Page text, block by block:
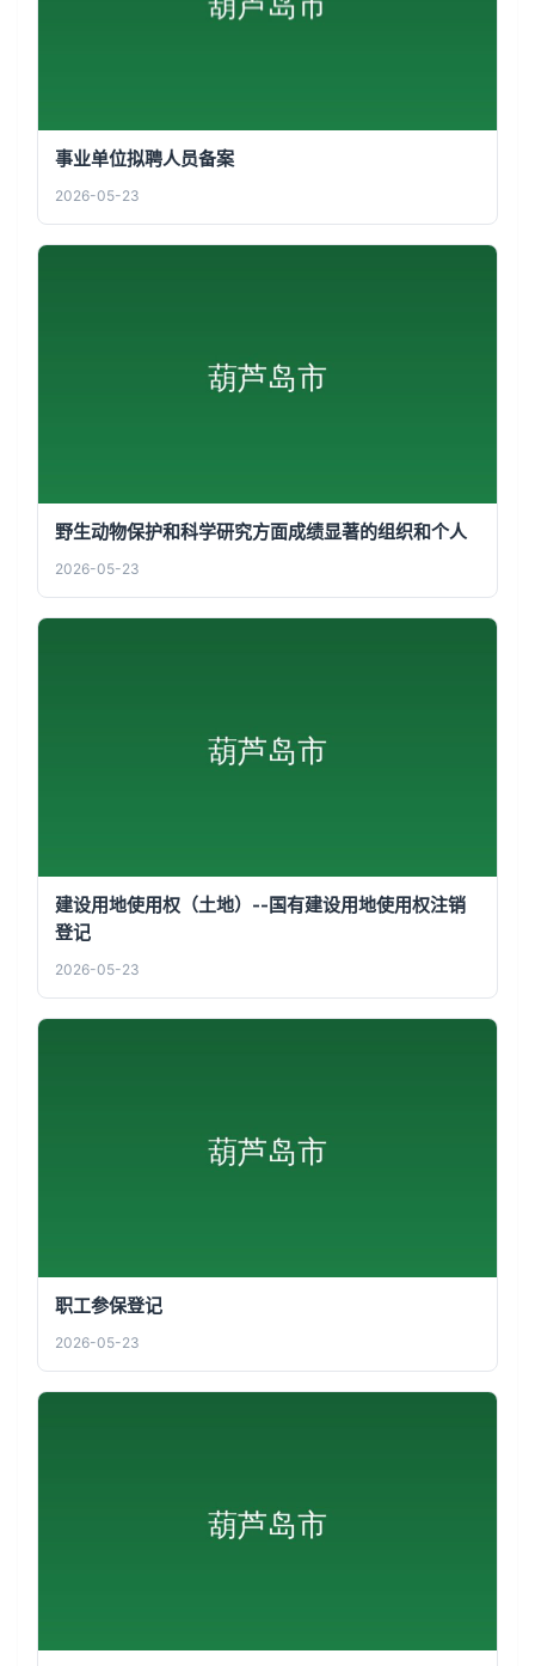
事业单位拟聘人员备案
2026-05-23
野生动物保护和科学研究方面成绩显著的组织和个人
2026-05-23
建设用地使用权（土地）--国有建设用地使用权注销
登记
2026-05-23
职工参保登记
2026-05-23